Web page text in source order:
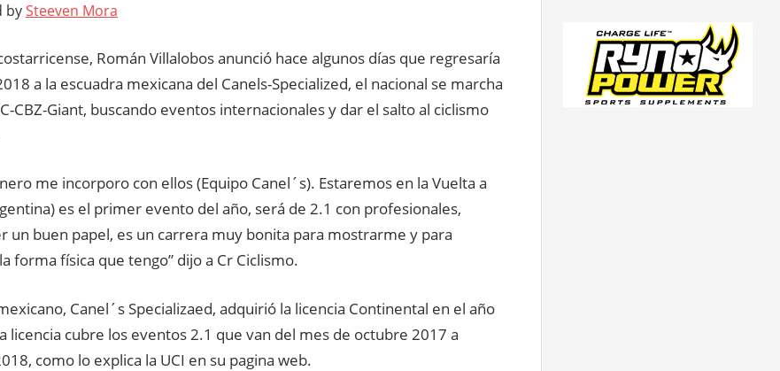
bySteeven Mora
Román Villalobos anunció hace algunos días que regresaría
a la escuadra mexicana del Canels-Specialized, el nacional se marcha
CBZ-Giant, buscando eventos internacionales y dar el salto al ciclismo
me incorporo con ellos (Equipo Canel´s). Estaremos en la Vuelta a
es el primer evento del año, será de 2.1 con profesionales,
un buen papel, es un carrera muy bonita para mostrarme y para
forma física que tengo” dijo a Cr Ciclismo.
Canel´s Specializaed, adquirió la licencia Continental en el año
licencia cubre los eventos 2.1 que van del mes de octubre 2017 a
como lo explica la UCI en su pagina web.